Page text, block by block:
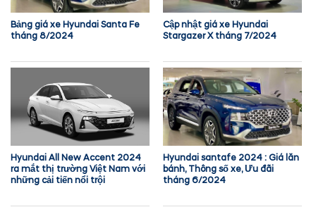
Bảng giá xe Hyundai Santa Fe
tháng 8/2024
Cập nhật giá xe Hyundai
Stargazer X tháng 7/2024
Hyundai All New Accent 2024
ra mắt thị trường Việt Nam với
những cải tiến nổi trội
Hyundai santafe 2024 : Giá lăn
bánh, Thông số xe, Ưu đãi
tháng 6/2024